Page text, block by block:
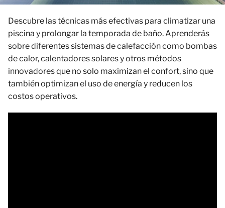
Descubre las técnicas más efectivas para climatizar una
piscina y prolongar la temporada de baño. Aprenderás
sobre diferentes sistemas de calefacción como bombas
de calor, calentadores solares y otros métodos
innovadores que no solo maximizan el confort, sino que
también optimizan el uso de energía y reducen los
costos operativos.